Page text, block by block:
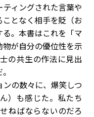
ィングされた言葉や
となく相手を貶（お
。本書はこれを「マ
が自分の優位性を示
の共生の作法に見出
の数々に、爆笑しつ
）も感じた。私たち
ねばならないのだろ